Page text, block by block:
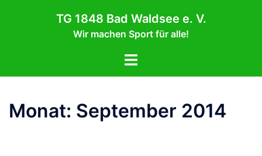
TG 1848 Bad Waldsee e. V.
Wir machen Sport für alle!
Menü
Monat: September 2014